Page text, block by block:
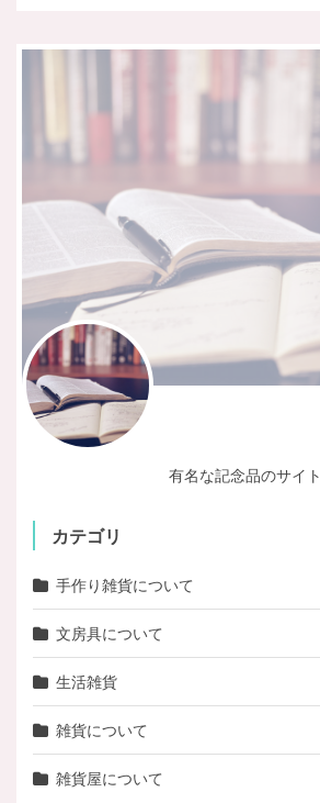
有名な記念品のサイト
カテゴリ
手作り雑貨について
文房具について
生活雑貨
雑貨について
雑貨屋について